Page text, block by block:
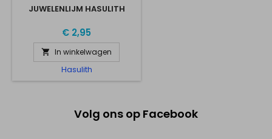
JUWELENLIJM HASULITH
€ 2,95
 In winkelwagen
Hasulith
Volg ons op Facebook